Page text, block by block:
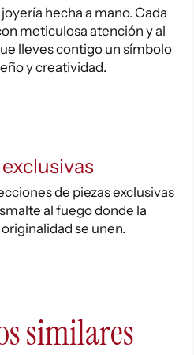
hecha a mano. Cada
meticulosa atención y al
lleves contigo un símbolo
y creatividad.
de piezas exclusivas
al fuego donde la
se unen.
similares